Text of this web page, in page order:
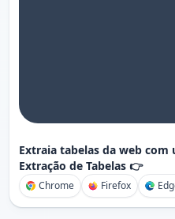
Extraia tabelas da web com
Extração de Tabelas 👉
Chrome Firefox